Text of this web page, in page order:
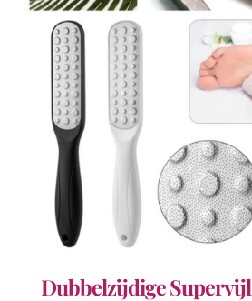
Dubbelzijdige Supervijl